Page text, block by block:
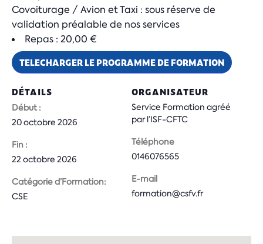
Covoiturage / Avion et Taxi : sous réserve de
validation préalable de nos services
Repas : 20,00 €
TELECHARGER LE PROGRAMME DE FORMATION
DÉTAILS
Début :
20 octobre 2026
Fin :
22 octobre 2026
Catégorie d’Formation:
CSE
ORGANISATEUR
Service Formation agréé
par l’ISF-CFTC
Téléphone
0146076565
E-mail
formation@csfv.fr